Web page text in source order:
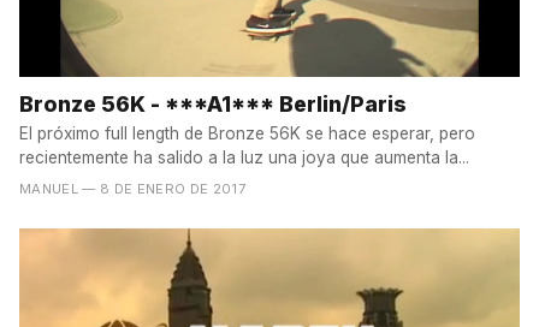
Bronze 56K - ***A1*** Berlin/Paris
El próximo full length de Bronze 56K se hace esperar, pero
recientemente ha salido a la luz una joya que aumenta la...
MANUEL — 8 DE ENERO DE 2017